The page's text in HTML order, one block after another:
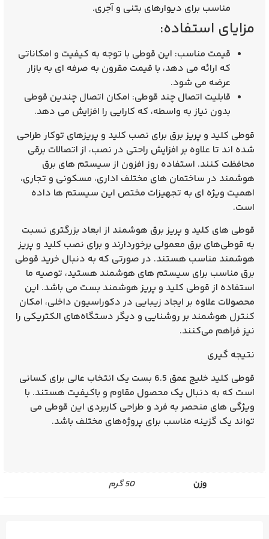
مناسب برای دیوارهای بتنی و آجری.
مزایای استفاده:
قیمت مناسب: این قوطی با توجه به کیفیت و امکاناتی
که ارائه می‌ دهد، با قیمت مقرون‌ به‌ صرفه‌ ای به بازار
عرضه می شود.
قابلیت اتصال چند قوطی: امکان اتصال چندین قوطی
بدون نیاز به واسطه، که کارایی را افزایش می‌ دهد.
قوطی کلید و پریز برق برای نصب کلید و پریزهای توکار طراحی
شده‌ اند تا علاوه بر افزایش راحتی در نصب، از اتصالات برقی
محافظت کنند. استفاده روز افزون از سیستم‌ های برق
هوشمند در ساختمان‌ های مختلف اداری، مسکونی و تجاری،
اهمیت ویژه‌ ای به تجهیزات مختص این سیستم‌ ها داده
است.
قوطی‌ های کلید و پریز برق هوشمند از ابعاد بزرگتری نسبت
به قوطی‌های برق معمولی برخوردارند و برای نصب کلید و پریز
هوشمند مناسب هستند. در صورتی که به دنبال خرید قوطی
برق مناسب برای سیستم‌ های هوشمند هستید، توصیه ما
استفاده از قوطی کلید و پریز هوشمند بست می‌ باشد. این
محصولات علاوه بر ایجاد زیبایی در دکوراسیون داخلی، امکان
کنترل هوشمند بر روشنایی و دیگر دستگاه‌های الکتریکی را
نیز فراهم می‌کنند.
نتیجه‌ گیری
قوطی کلید خلیج عمق 6.5 بست یک انتخاب عالی برای کسانی‌
است که به دنبال یک محصول مقاوم و باکیفیت هستند. با
ویژگی‌ های منحصر به فرد و طراحی کاربردی این قوطی می‌
تواند یک گزینه مناسب برای پروژه‌های مختلف باشد.
وزن 50 گرم